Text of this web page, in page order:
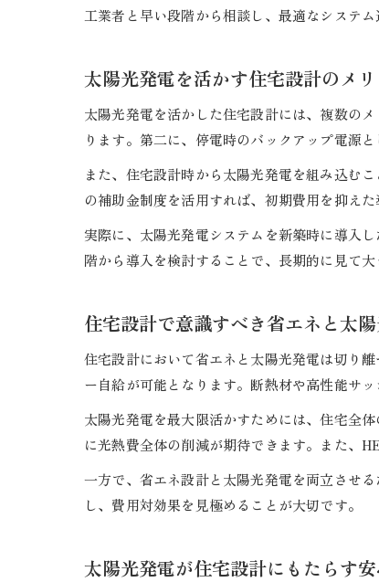
工業者と早い段階から相談し、最適なシステム
太陽光発電を活かす住宅設計のメ
太陽光発電を活かした住宅設計には、複数の
ります。第二に、停電時のバックアップ電源
また、住宅設計時から太陽光発電を組み込む
の補助金制度を活用すれば、初期費用を抑えた
実際に、太陽光発電システムを新築時に導入
階から導入を検討することで、長期的に見て大
住宅設計で意識すべき省エネと太
住宅設計において省エネと太陽光発電は切り
ー自給が可能となります。断熱材や高性能サ
太陽光発電を最大限活かすためには、住宅全
に光熱費全体の削減が期待できます。また、
一方で、省エネ設計と太陽光発電を両立させ
し、費用対効果を見極めることが大切です。
太陽光発電が住宅設計にもたらす